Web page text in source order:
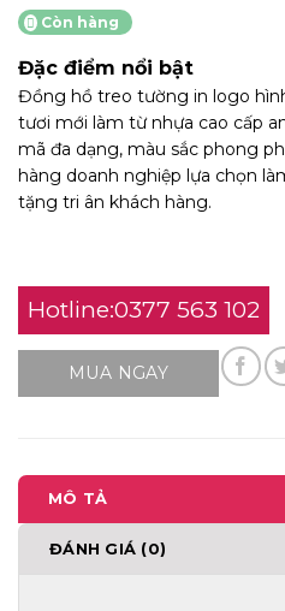
Còn hàng
Đặc điểm nổi bật
Đồng hồ treo tường in logo
tươi mới làm từ nhựa cao cấp
mã đa dạng, màu sắc phong
hàng doanh nghiệp lựa chọn
tặng tri ân khách hàng.
Hotline:0377 563 102
MUA NGAY
MÔ TẢ
ĐÁNH GIÁ (0)